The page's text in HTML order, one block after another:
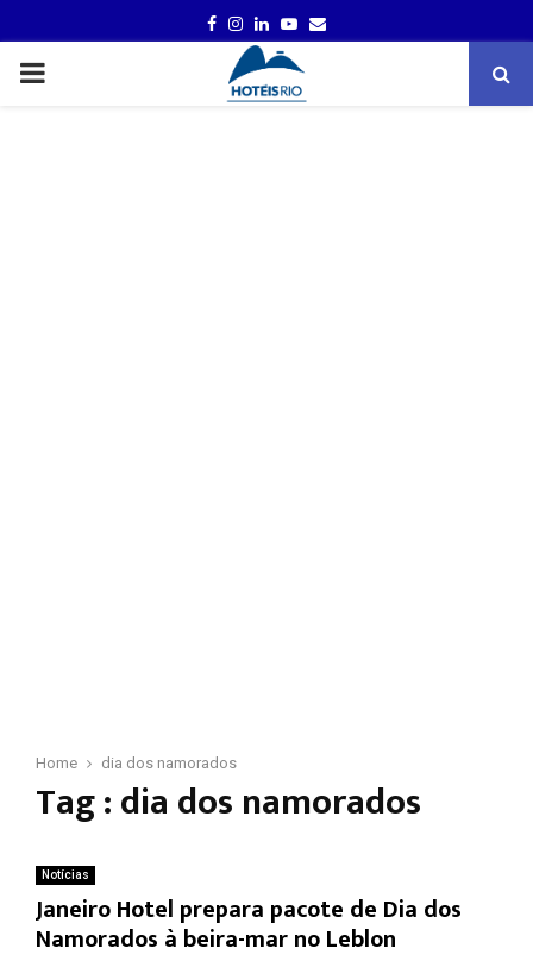
FACEBOOK
INSTAGRAM
LINKEDINYOUTUBE
EMAIL
PRIMARY
Home dia dos namorados
Tag : dia dos namorados
Notícias
Janeiro Hotel prepara pacote de Dia dos
Namorados à beira-mar no Leblon